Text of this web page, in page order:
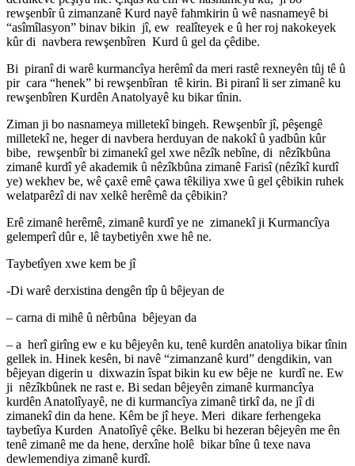
rewşenbîr û zimanzanê Kurd nayê fahmkirin û wê nasnameyê bi
“asîmîlasyon” binav bikin jî, ew realîteyek e û her roj nakokeyek
kûr di navbera rewşenbîren Kurd û gel da çêdibe.
Bi piranî di warê kurmancîya herêmî da meri rastê rexneyên tûj tê û
pir cara “henek” bi rewşenbîran tê kirin. Bi piranî li ser zimanê ku
rewşenbîren Kurdên Anatolyayê ku bikar tînin.
Ziman ji bo nasnameya milletekî bingeh. Rewşenbîr jî, pêşengê
milletekî ne, heger di navbera herduyan de nakokî û yadbûn kûr
bibe, rewşenbîr bi zimanekî gel xwe nêzîk nebîne, di nêzîkbûna
zimanê kurdî yê akademik û nêzîkbûna zimanê Farisî (nêzîkî kurdî
ye) wekhev be, wê çaxê emê çawa têkiliya xwe û gel çêbikin ruhek
welatparêzî di nav xelkê herêmê da çêbikin?
Erê zimanê herêmê, zimanê kurdî ye ne zimanekî ji Kurmancîya
gelemperî dûr e, lê taybetiyên xwe hê ne.
Taybetîyen xwe kem be jî
-Di warê derxistina dengên tîp û bêjeyan de
– carna di mihê û nêrbûna bêjeyan da
– a herî girîng ew e ku bêjeyên ku, tenê kurdên anatoliya bikar tînin
gellek in. Hinek kesên, bi navê “zimanzanê kurd” dengdikin, van
bêjeyan digerin u dixwazin îspat bikin ku ew bêje ne kurdî ne. Ew
ji nêzîkbûnek ne rast e. Bi sedan bêjeyên zimanê kurmancîya
kurdên Anatolîyayê, ne di kurmancîya zimanê tirkî da, ne jî di
zimanekî din da hene. Kêm be jî heye. Meri dikare ferhengeka
taybetîya Kurden Anatolîyê çêke. Belku bi hezeran bêjeyên me ên
tenê zimanê me da hene, derxîne holê bikar bîne û texe nava
dewlemendiya zimanê kurdî.